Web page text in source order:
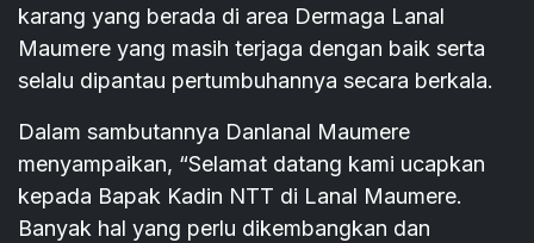
karang yang berada di area Dermaga Lanal
Maumere yang masih terjaga dengan baik serta
selalu dipantau pertumbuhannya secara berkala.
Dalam sambutannya Danlanal Maumere
menyampaikan, “Selamat datang kami ucapkan
kepada Bapak Kadin NTT di Lanal Maumere.
Banyak hal yang perlu dikembangkan dan